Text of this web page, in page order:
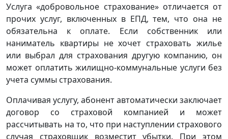
Услуга «добровольное страхование» отличается от
прочих услуг, включенных в ЕПД, тем, что она не
обязательна к оплате. Если собственник или
наниматель квартиры не хочет страховать жилье
или выбрал для страхования другую компанию, он
может оплатить жилищно-коммунальные услуги без
учета суммы страхования.
Оплачивая услугу, абонент автоматически заключает
договор со страховой компанией и может
рассчитывать на то, что при наступлении страхового
случая страховщик возместит убытки. При этом